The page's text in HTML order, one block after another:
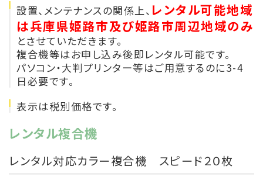
設置、メンテナンスの関係上、 レンタル可能地域
は兵庫県姫路市及び姫路市周辺地域のみ
とさせていただきます。
複合機等はお申し込み後即レンタル可能です。
パソコン・大判プリンター等はご用意するのに3-4
日必要です。
表示は税別価格です。
レンタル複合機
レンタル対応カラー複合機 スピード２０枚